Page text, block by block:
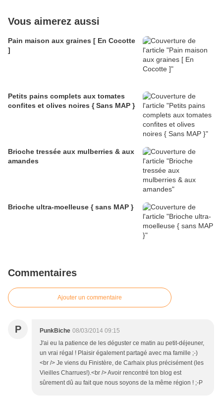
Vous aimerez aussi
Pain maison aux graines [ En Cocotte
]
Petits pains complets aux tomates
confites et olives noires { Sans MAP }
Brioche tressée aux mulberries & aux
amandes
Brioche ultra-moelleuse { sans MAP }
Commentaires
Ajouter un commentaire
P PunkBiche 08/03/2014 09:15
J'ai eu la patience de les déguster ce matin au petit-déjeuner,
un vrai régal ! Plaisir également partagé avec ma famille ;-)
<br /> Je viens du Finistère, de Carhaix plus précisément (les
Vieilles Charrues!).<br /> Avoir rencontré ton blog est
sûrement dû au fait que nous soyons de la même région ! ;-P